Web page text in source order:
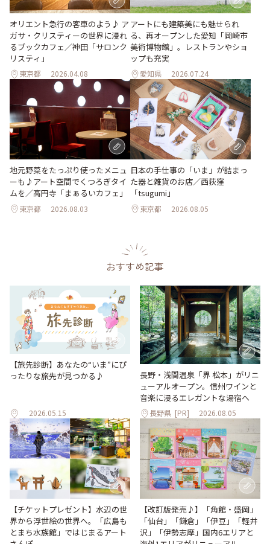
オリエント急行の客車のよう♪ ア
ガサ・クリスティーの世界に浸れ
るブックカフェ／神田「サロンク
リスティ」
東京都 2026.04.08
アートにも建築美にも魅せられ
る、再オープンした愛知「岡崎市
美術博物館」。レストランやショ
ップも充実
愛知県 2026.07.24
地元野菜をたっぷり使ったメニュ
ーも♪アート空間でくつろぎタイ
ムを／高円寺「まぁるいカフェ」
東京都 2026.08.03
日本の手仕事の「いま」が詰まっ
た器と雑貨のお店／西荻窪
「tsugumi」
東京都 2026.08.05
おすすめ記事
【旅先診断】あなたの“いま”にぴ
ったりな旅先が見つかる♪
2026.05.15
長野・浅間温泉「界 松本」がリニ
ューアルオープン。信州ワインと
音楽に浸るエレガントな湯宿へ
長野県 [PR] 2026.08.05
【チケットプレゼント】水辺の世
界から浮世絵の世界へ。「広島も
とまち水族館」ではじまるアート
【改訂版発売♪】「角館・盛岡」
「仙台」「鎌倉」「伊豆」「軽井
沢」「伊勢志摩」国内6エリアと